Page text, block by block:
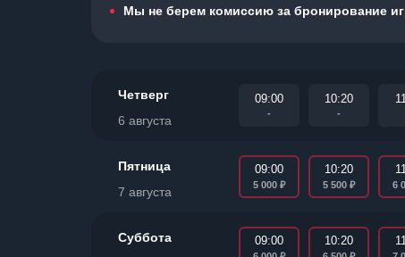
Мы не берем комиссию за бронирование
Четверг
6 августа
09:00
-
10:20
-
Пятница
7 августа
09:00
5 000 ₽
10:20
5 500 ₽ 6
Суббота
09:00 10:20